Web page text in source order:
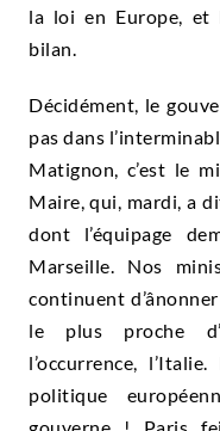
la loi en Europe, et
bilan.
Décidément, le
pas dans
Matignon, c’est le
Maire, qui, mardi, a
dont l’équipage
Marseille. Nos
continuent
le plus proche
l’occurrence,
politique